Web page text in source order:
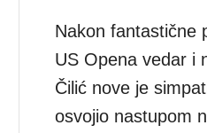
Nakon fantastične
US Opena vedar i
Čilić nove je
osvojio nastupom